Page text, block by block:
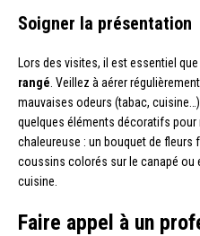
Soigner la présentation
Lors des visites, il est essentiel
rangé . Veillez à aérer
mauvaises odeurs (tabac,
quelques éléments décoratifs pour
chaleureuse : un bouquet de fleurs
coussins colorés sur le canapé ou
cuisine.
Faire appel à un